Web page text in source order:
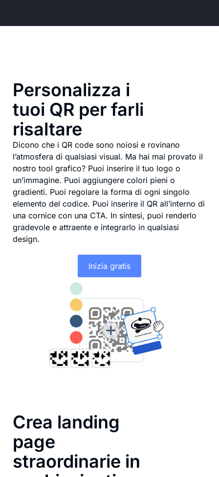
Personalizza i
tuoi QR per farli
risaltare
Dicono che i QR code sono noiosi e rovinano
l’atmosfera di qualsiasi visual. Ma hai mai provato il
nostro tool grafico? Puoi inserire il tuo logo o
un’immagine. Puoi aggiungere colori pieni o
gradienti. Puoi regolare la forma di ogni singolo
elemento del codice. Puoi inserire il QR all’interno di
una cornice con una CTA. In sintesi, puoi renderlo
gradevole e attraente e integrarlo in qualsiasi
design.
Inizia gratis
Crea landing
page
straordinarie in